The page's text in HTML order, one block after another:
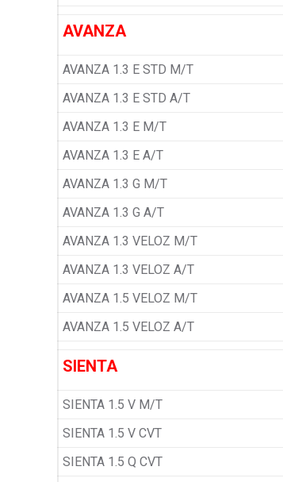
AVANZA
AVANZA 1.3 E STD M/T
AVANZA 1.3 E STD A/T
AVANZA 1.3 E M/T
AVANZA 1.3 E A/T
AVANZA 1.3 G M/T
AVANZA 1.3 G A/T
AVANZA 1.3 VELOZ M/T
AVANZA 1.3 VELOZ A/T
AVANZA 1.5 VELOZ M/T
AVANZA 1.5 VELOZ A/T
SIENTA
SIENTA 1.5 V M/T
SIENTA 1.5 V CVT
SIENTA 1.5 Q CVT